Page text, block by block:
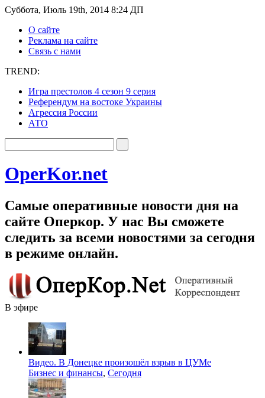
Суббота, Июль 19th, 2014 8:24 ДП
О сайте
Реклама на сайте
Связь с нами
TREND:
Игра престолов 4 сезон 9 серия
Референдум на востоке Украины
Агрессия России
АТО
OperKor.net
Самые оперативные новости дня на
сайте Оперкор. У нас Вы сможете
следить за всеми новостями за сегодня
в режиме онлайн.
В эфире
Видео. В Донецке произошёл взрыв в ЦУМе
Бизнес и финансы, Сегодня